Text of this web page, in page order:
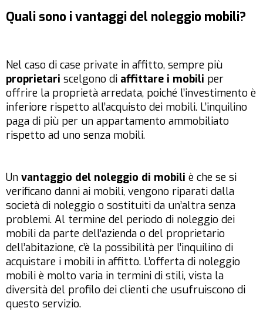
Quali sono i vantaggi del noleggio mobili?
Nel caso di case private in affitto, sempre più
proprietari scelgono di affittare i mobili per
offrire la proprietà arredata, poiché l’investimento è
inferiore rispetto all’acquisto dei mobili. L’inquilino
paga di più per un appartamento ammobiliato
rispetto ad uno senza mobili.
Un vantaggio del noleggio di mobili è che se si
verificano danni ai mobili, vengono riparati dalla
società di noleggio o sostituiti da un’altra senza
problemi. Al termine del periodo di noleggio dei
mobili da parte dell’azienda o del proprietario
dell’abitazione, c’è la possibilità per l’inquilino di
acquistare i mobili in affitto. L’offerta di noleggio
mobili è molto varia in termini di stili, vista la
diversità del profilo dei clienti che usufruiscono di
questo servizio.